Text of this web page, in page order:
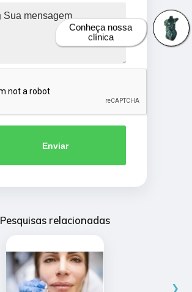
Enviar
Pesquisas relacionadas
Conheça nossa
clínica